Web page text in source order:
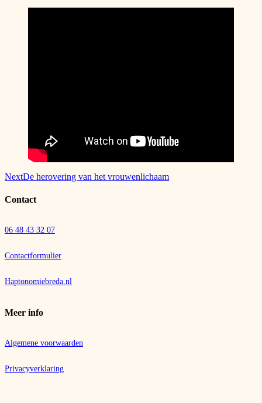
Bericht
navigatie
NextDe herovering van het vrouwenlichaam
Contact
06 48 43 32 07
Contactformulier
Haptonomiebreda.nl
Meer info
Algemene voorwaarden
Privacyverklaring